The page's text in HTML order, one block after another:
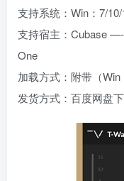
支持系统：Win：7/
支持宿主：Cubase
One
加载方式：附带（
发货方式：百度网盘